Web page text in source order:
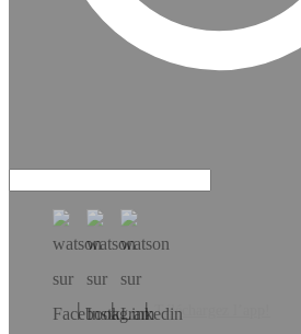
Téléchargez l’app!